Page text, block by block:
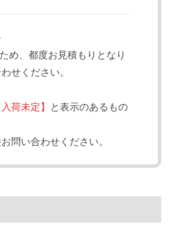
め、都度お見積もりとなり
せください。
入荷未定】
と表示のあるもの
問い合わせください。